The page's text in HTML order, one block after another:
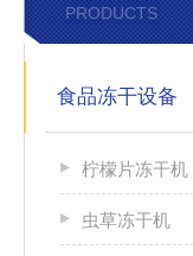
PRODUCTS
食品冻干设备
柠檬片冻干机
虫草冻干机